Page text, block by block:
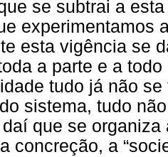
se subtrai a
experimentamos
esta vigência se
a parte e a
tudo já não
sistema, tudo
que se organiza
concreção, a